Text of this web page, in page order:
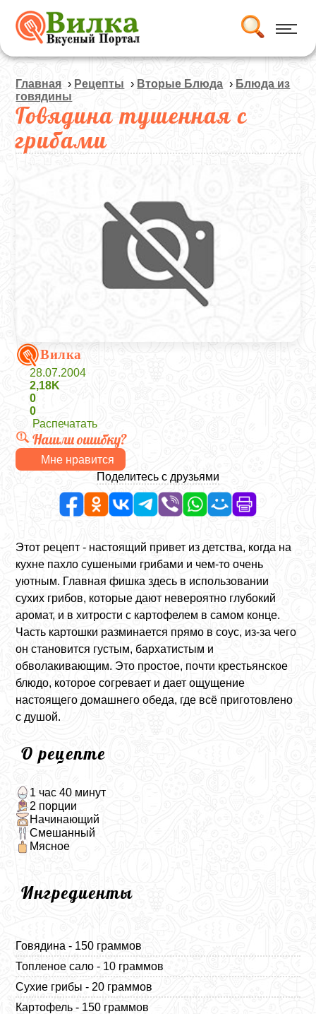
Главная › Рецепты › Вторые Блюда › Блюда из
говядины
Говядина тушенная с
грибами
Вилка
28.07.2004
2,18K
0
0
Распечатать
Нашли ошибку?
Мне нравится
Поделитесь с друзьями
Этот рецепт - настоящий привет из детства, когда на
кухне пахло сушеными грибами и чем-то очень
уютным. Главная фишка здесь в использовании
сухих грибов, которые дают невероятно глубокий
аромат, и в хитрости с картофелем в самом конце.
Часть картошки разминается прямо в соус, из-за чего
он становится густым, бархатистым и
обволакивающим. Это простое, почти крестьянское
блюдо, которое согревает и дает ощущение
настоящего домашнего обеда, где всё приготовлено
с душой.
О рецепте
1 час 40 минут
2 порции
Начинающий
Смешанный
Мясное
Ингредиенты
Говядина - 150 граммов
Топленое сало - 10 граммов
Сухие грибы - 20 граммов
Картофель - 150 граммов